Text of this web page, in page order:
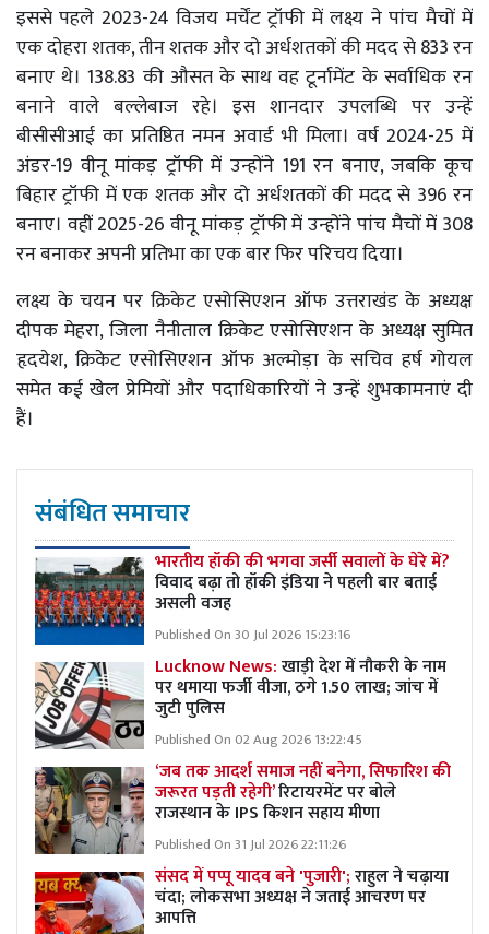
इससे पहले 2023-24 विजय मर्चेंट ट्रॉफी में लक्ष्य ने पांच मैचों में
एक दोहरा शतक, तीन शतक और दो अर्धशतकों की मदद से 833 रन
बनाए थे। 138.83 की औसत के साथ वह टूर्नामेंट के सर्वाधिक रन
बनाने वाले बल्लेबाज रहे। इस शानदार उपलब्धि पर उन्हें
बीसीसीआई का प्रतिष्ठित नमन अवार्ड भी मिला। वर्ष 2024-25 में
अंडर-19 वीनू मांकड़ ट्रॉफी में उन्होंने 191 रन बनाए, जबकि कूच
बिहार ट्रॉफी में एक शतक और दो अर्धशतकों की मदद से 396 रन
बनाए। वहीं 2025-26 वीनू मांकड़ ट्रॉफी में उन्होंने पांच मैचों में 308
रन बनाकर अपनी प्रतिभा का एक बार फिर परिचय दिया।
लक्ष्य के चयन पर क्रिकेट एसोसिएशन ऑफ उत्तराखंड के अध्यक्ष
दीपक मेहरा, जिला नैनीताल क्रिकेट एसोसिएशन के अध्यक्ष सुमित
हृदयेश, क्रिकेट एसोसिएशन ऑफ अल्मोड़ा के सचिव हर्ष गोयल
समेत कई खेल प्रेमियों और पदाधिकारियों ने उन्हें शुभकामनाएं दी
हैं।
संबंधित समाचार
भारतीय हॉकी की भगवा जर्सी सवालों के घेरे में?
विवाद बढ़ा तो हॉकी इंडिया ने पहली बार बताई
असली वजह
Published On 30 Jul 2026 15:23:16
Lucknow News:खाड़ी देश में नौकरी के नाम
पर थमाया फर्जी वीजा, ठगे 1.50 लाख; जांच में
जुटी पुलिस
Published On 02 Aug 2026 13:22:45
‘जब तक आदर्श समाज नहीं बनेगा, सिफारिश की
जरूरत पड़ती रहेगी’रिटायरमेंट पर बोले
राजस्थान के IPS किशन सहाय मीणा
Published On 31 Jul 2026 22:11:26
संसद में पप्पू यादव बने 'पुजारी';राहुल ने चढ़ाया
चंदा; लोकसभा अध्यक्ष ने जताई आचरण पर
आपत्ति